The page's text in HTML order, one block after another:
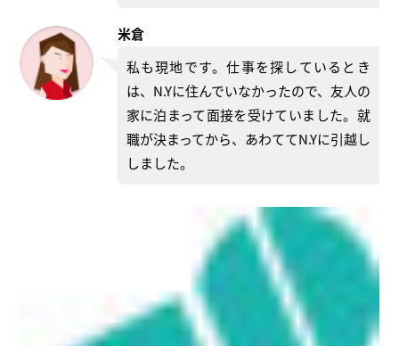
米倉
私も現地です。仕事を探しているとき
は、N.Yに住んでいなかったので、友人の
家に泊まって面接を受けていました。就
職が決まってから、あわててN.Yに引越し
しました。